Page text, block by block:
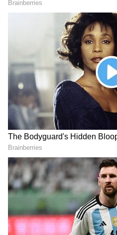
மனித மலத்தை
கம்பெனி! ஒரு வருட
இருந்தா ரூ.1.4 கோடி!
DOWNLOAD APP
வணிகம் (Business
வங்கிகள்
(Banking
பொருளாதாரம் ,
சந்தை, முதலீடு
தகவல்கள் மற்றும்
செய்திகள்
தமிழ் நியூஸில்